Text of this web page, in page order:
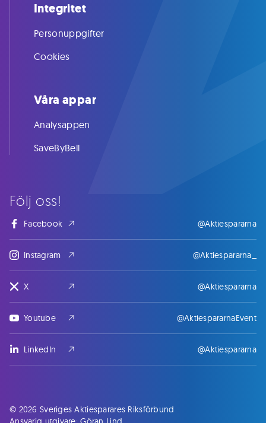
Följ oss!
Facebook @Aktiespararna
Instagram @Aktiespararna_
X @Aktiespararna
Youtube @AktiespararnaEvent
LinkedIn @Aktiespararna
Integritet
Personuppgifter
Cookies
Våra appar
Analysappen
SaveByBell
© 2026 Sveriges Aktiesparares Riksförbund